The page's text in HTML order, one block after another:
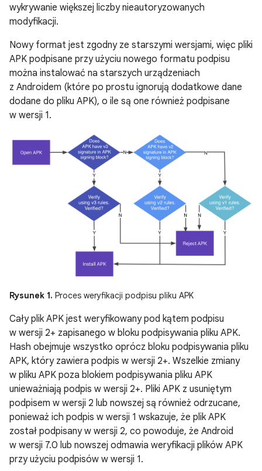
wykrywanie większej liczby nieautoryzowanych
modyfikacji.
Nowy format jest zgodny ze starszymi wersjami, więc pliki
APK podpisane przy użyciu nowego formatu podpisu
można instalować na starszych urządzeniach
z Androidem (które po prostu ignorują dodatkowe dane
dodane do pliku APK), o ile są one również podpisane
w wersji 1.
Rysunek 1. Proces weryfikacji podpisu pliku APK
Cały plik APK jest weryfikowany pod kątem podpisu
w wersji 2+ zapisanego w bloku podpisywania pliku APK.
Hash obejmuje wszystko oprócz bloku podpisywania pliku
APK, który zawiera podpis w wersji 2+. Wszelkie zmiany
w pliku APK poza blokiem podpisywania pliku APK
unieważniają podpis w wersji 2+. Pliki APK z usuniętym
podpisem w wersji 2 lub nowszej są również odrzucane,
ponieważ ich podpis w wersji 1 wskazuje, że plik APK
został podpisany w wersji 2, co powoduje, że Android
w wersji 7.0 lub nowszej odmawia weryfikacji plików APK
przy użyciu podpisów w wersji 1.